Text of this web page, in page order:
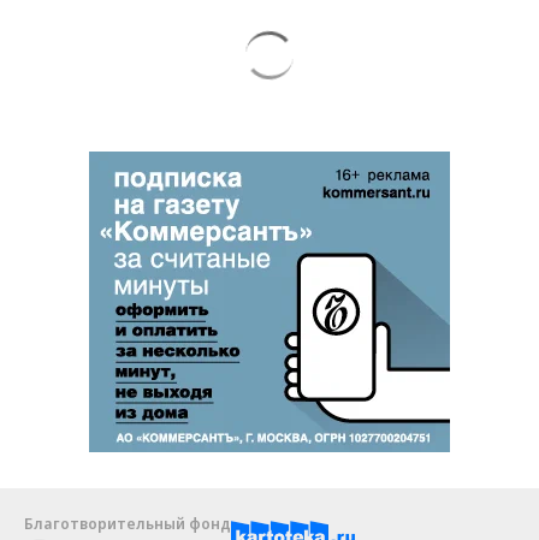
Благотворительный фонд